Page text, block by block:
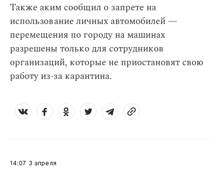
Также аким сообщил о запрете на
использование личных автомобилей —
перемещения по городу на машинах
разрешены только для сотрудников
организаций, которые не приостановят свою
работу из-за карантина.
14:07 3 апреля